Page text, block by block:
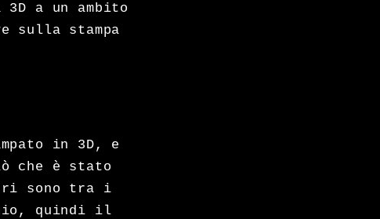
a un ambito
sulla stampa
in 3D, e
che è stato
sono tra i
quindi il